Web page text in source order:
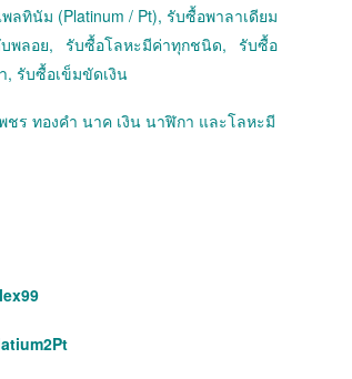
ลทินัม (Platinum / Pt), รับซื้อพาลาเดียม
บพลอย, รับซื้อโลหะมีค่าทุกชนิด, รับซื้อ
รับซื้อเข็มขัดเงิน
ชร ทองคำ นาค เงิน นาฬิกา และโลหะมี